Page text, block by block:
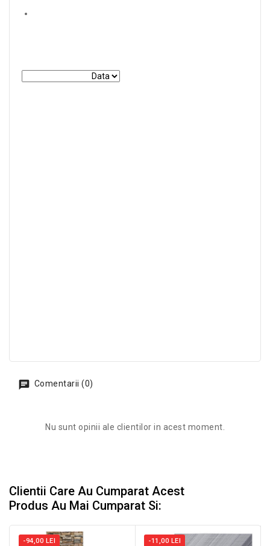
Comentarii (0)
Nu sunt opinii ale clientilor in acest moment.
Clientii Care Au Cumparat Acest
Produs Au Mai Cumparat Si:
-94,00 LEI -11,00 LEI